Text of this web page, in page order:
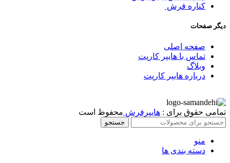
کناره فرش
دیگر صفحات
صفحه اصلی
تماس با هایپر کارپت
وبلاگ
درباره هایپر کارپت
تمامی حقوق برای : هایپرفرش محفوظ است
جستجو
منو
دسته بندی ها